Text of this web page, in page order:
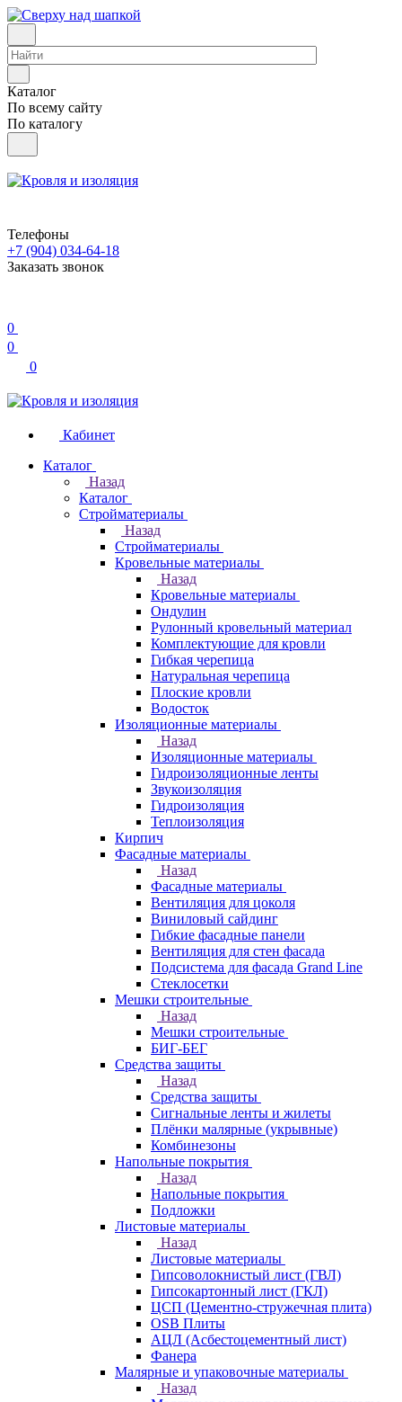
Каталог
По всему сайту
По каталогу
Телефоны
+7 (904) 034-64-18
Заказать звонок
0
0
0
Кабинет
Каталог
Назад
Каталог
Стройматериалы
Назад
Стройматериалы
Кровельные материалы
Назад
Кровельные материалы
Ондулин
Рулонный кровельный материал
Комплектующие для кровли
Гибкая черепица
Натуральная черепица
Плоские кровли
Водосток
Изоляционные материалы
Назад
Изоляционные материалы
Гидроизоляционные ленты
Звукоизоляция
Гидроизоляция
Теплоизоляция
Кирпич
Фасадные материалы
Назад
Фасадные материалы
Вентиляция для цоколя
Виниловый сайдинг
Гибкие фасадные панели
Вентиляция для стен фасада
Подсистема для фасада Grand Line
Стеклосетки
Мешки строительные
Назад
Мешки строительные
БИГ-БЕГ
Средства защиты
Назад
Средства защиты
Сигнальные ленты и жилеты
Плёнки малярные (укрывные)
Комбинезоны
Напольные покрытия
Назад
Напольные покрытия
Подложки
Листовые материалы
Назад
Листовые материалы
Гипсоволокнистый лист (ГВЛ)
Гипсокартонный лист (ГКЛ)
ЦСП (Цементно-стружечная плита)
OSB Плиты
АЦЛ (Асбестоцементный лист)
Фанера
Малярные и упаковочные материалы
Назад